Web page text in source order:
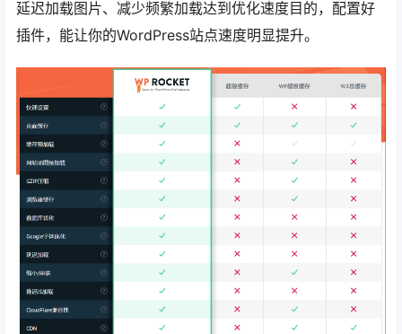
延迟加载图片、减少频繁加载达到优化速度目的，配置好
插件，能让你的WordPress站点速度明显提升。